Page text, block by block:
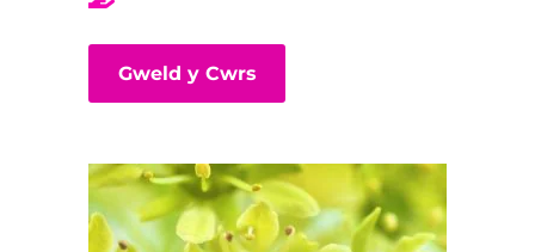
Gweld y Cwrs